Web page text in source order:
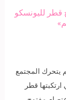
لليونسكو
يتحرك المجتمع
قطر